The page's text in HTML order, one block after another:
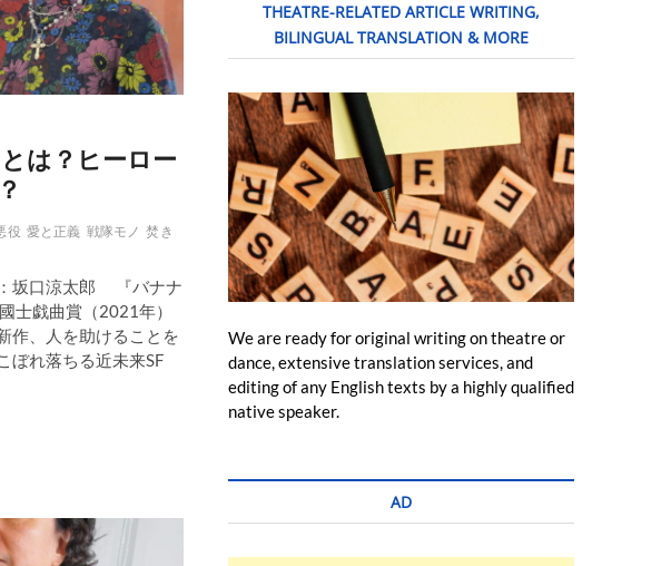
は？ヒーロー
役 愛と正義 戦隊モノ 焚き
：坂口涼太郎 『バナナ
士戯曲賞（2021年）
作、人を助けることを
ぼれ落ちる近未来SF
THEATRE-RELATED ARTICLE WRITING,
BILINGUAL TRANSLATION & MORE
We are ready for original writing on theatre or
dance, extensive translation services, and
editing of any English texts by a highly qualified
native speaker.
AD